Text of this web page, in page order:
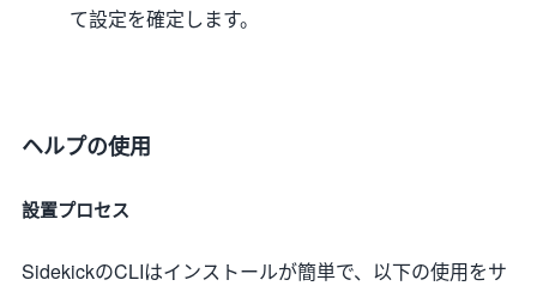
て設定を確定します。
ヘルプの使用
設置プロセス
SidekickのCLIはインストールが簡単で、以下の使用をサ